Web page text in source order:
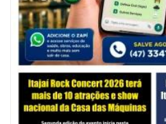
06/08/2026 | 10:14
Defesa Civil de SC monitora formação
entenda como o fenômeno se forma